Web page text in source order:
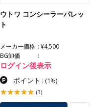
ウトワ コンシーラーパレッ
ト
メーカー価格
¥4,500
BG卸価
ログイン後表示
ポイント : (1%)
(3)